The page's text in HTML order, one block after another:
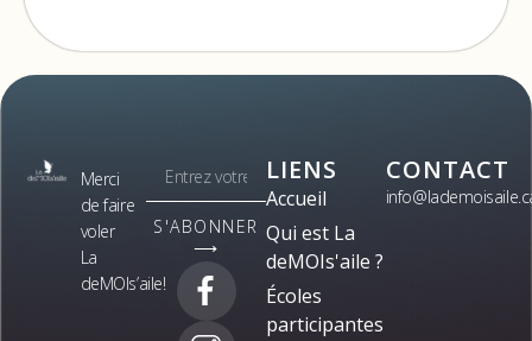
Merci
de faire
voler
La
deMOIs’aile!
S'ABONNER
⟶
LIENS
Accueil
Qui est La
deMOIs'aile ?
Écoles
participantes
CONTACT